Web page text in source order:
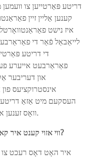
דריטע פּאַרטייען צו
קענען אַליין זיין
לייאַבאַל פֿאַר די
די דריטע
פאַראַרבעט אייערע
אינסטרוקציעס
העסקעם מיט אַזאַ
וואָס זענען אויסגעשטעלט אין דאַטן שוץ געזעצגעבונג.
7. ווי אזוי קענט איר קאנטראלירן אייערע פערזענלעכע דאטן?
איר האָט דאָס רעכט צו